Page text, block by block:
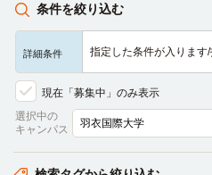
条件を絞り込む
詳細条件 指定した条件が入ります
現在「募集中」のみ表示
選択中の
キャンパス